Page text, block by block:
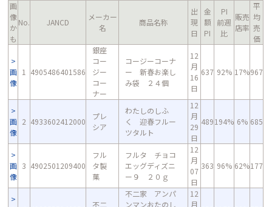
画
像
か
も
No. JANCD
メーカー
名
商品名称
出
現
日
金
額
PI
PI
前週
比
販売
店率
平
均
売
価
画
像
1 4905486401586
銀座
コー
ジー
コー
ナー
コージーコーナ
ー 新春お楽し
み袋 ２４個
12
月
16
日
637 92% 17%967
画
像
2 4933602412000
プレ
シア
わたしのしふ
く 迎春フルー
ツタルト
12
月
29
日
489194% 6% 685
画
像
3 4902501209400
フル
タ製
菓
フルタ チョコ
エッグディズニ
ー９ ２０ｇ
12
月
07
日
363 96% 62%177
不二
不二家 アンパ
ンマンおたのし
12
月